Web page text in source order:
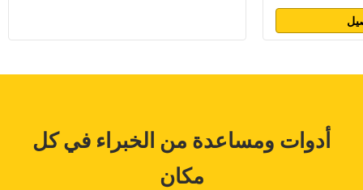
أدوات ومساعدة من الخبراء في كل
مكان